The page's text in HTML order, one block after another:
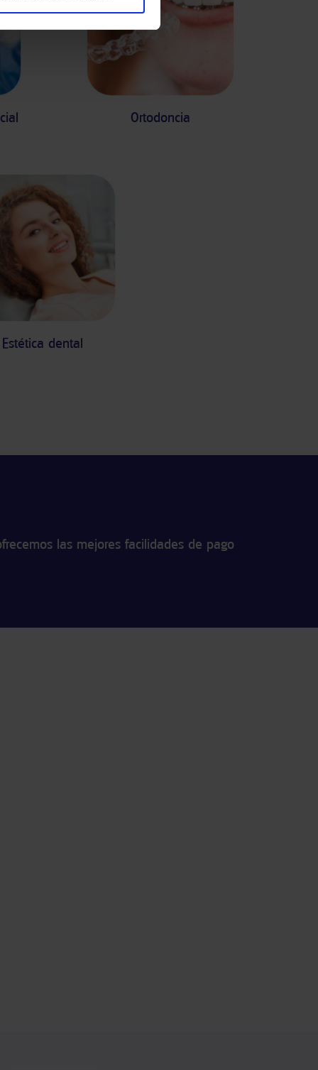
Ortodoncia
Estética dental
las mejores facilidades de pago